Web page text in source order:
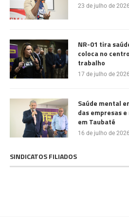
23 de julho de 2026
NR-01 tira
coloca no
trabalho
17 de julho de 2026
Saúde mental
das empresas
em Taubaté
16 de julho de 2026
SINDICATOS FILIADOS